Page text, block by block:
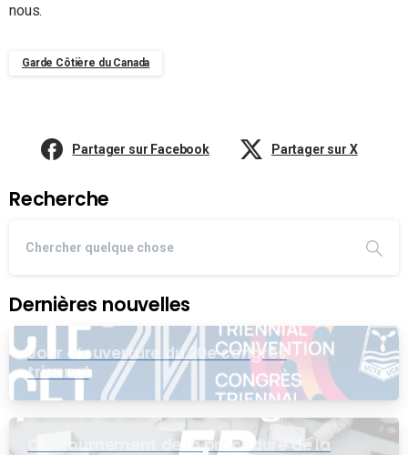
nous.
Garde Côtière du Canada
Partager sur Facebook Partager sur X
Recherche
Dernières nouvelles
Jour d’ouverture du 20e congrès
triennal
Contournement de la procédure de la